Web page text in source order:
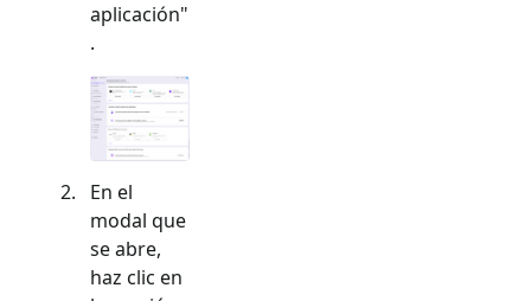
aplicación"
.
En el
modal que
se abre,
haz clic en